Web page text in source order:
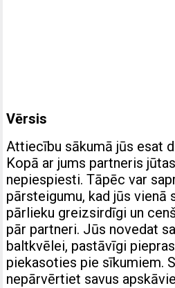
Vērsis
Attiecību sākumā jūs esat
Kopā ar jums partneris
nepiespiesti. Tāpēc var
pārsteigumu, kad jūs vienā
pārlieku greizsirdīgi un
pār partneri. Jūs novedat
baltkvēlei, pastāvīgi
piekasoties pie sīkumiem.
nepārvērtiet savus